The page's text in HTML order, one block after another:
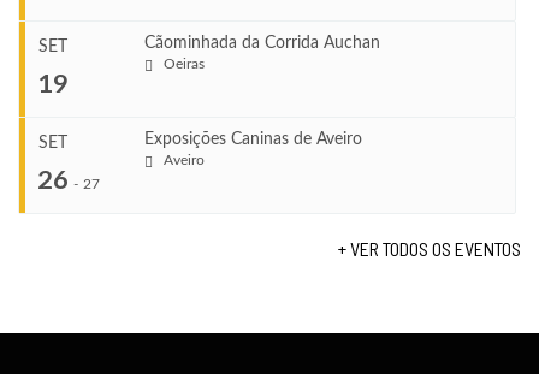
Ago 23, 2026
VENUE
Set 11, 2026
Set 12, 2026
VENUE
Set 19, 2026
SET
19
Cãominhada da Corrida Auchan
Oeiras
SET
26 - 27
Exposições Caninas de Aveiro
Aveiro
+ VER TODOS OS EVENTOS